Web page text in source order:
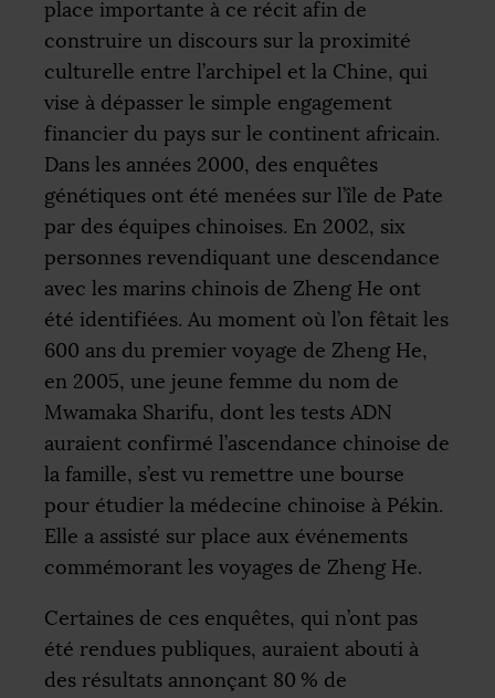
place importante à ce récit afin de
construire un discours sur la proximité
culturelle entre l’archipel et la Chine, qui
vise à dépasser le simple engagement
financier du pays sur le continent africain.
Dans les années 2000, des enquêtes
génétiques ont été menées sur l’île de Pate
par des équipes chinoises. En 2002, six
personnes revendiquant une descendance
avec les marins chinois de Zheng He ont
été identifiées. Au moment où l’on fêtait les
600 ans du premier voyage de Zheng He,
en 2005, une jeune femme du nom de
Mwamaka Sharifu, dont les tests ADN
auraient confirmé l’ascendance chinoise de
la famille, s’est vu remettre une bourse
pour étudier la médecine chinoise à Pékin.
Elle a assisté sur place aux événements
commémorant les voyages de Zheng He.
Certaines de ces enquêtes, qui n’ont pas
été rendues publiques, auraient abouti à
des résultats annonçant 80 % de